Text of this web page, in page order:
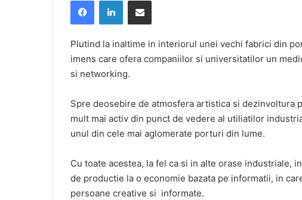
email
Plutind la inaltime in interiorul unei vechi fabrici din
imens care ofera companiilor si universitatilor un
si networking.
Spre deosebire de atmosfera artistica si dezinvoltura
mult mai activ din punct de vedere al utiliatilor
unul din cele mai aglomerate porturi din lume.
Cu toate acestea, la fel ca si in alte orase industriale,
de productie la o economie bazata pe informatii, in
persoane creative si informate.